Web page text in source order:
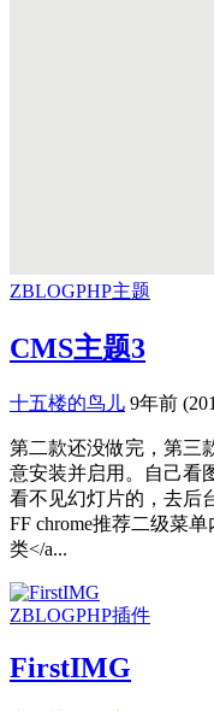
ZBLOGPHP主题
CMS主题3
十五楼的鸟儿 9年前
第二款还没做完，第三
意安装并启用。自己看
看不见幻灯片的，去后
FF chrome推荐二级菜
类</a...
ZBLOGPHP插件
FirstIMG